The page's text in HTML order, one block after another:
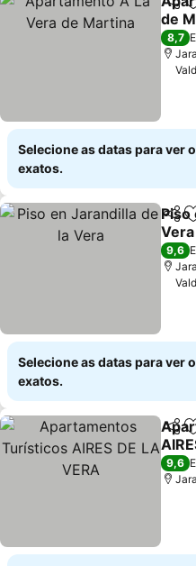
de
8,7
Selecione as datas para ver
exatos.
Piso
Vera
9,6
Selecione as datas para ver
exatos.
9,6